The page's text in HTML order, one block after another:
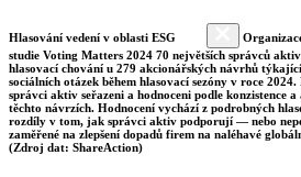
Hlasování vedení v oblasti ESG
studie Voting Matters 2024 70 největších správců
hlasovací chování u 279 akcionářských návrhů
sociálních otázek během hlasovací sezóny v roce
správci aktiv seřazeni a hodnoceni podle konzistence
těchto návrzích. Hodnocení vychází z podrobných
rozdíly v tom, jak správci aktiv podporují — nebo
zaměřené na zlepšení dopadů firem na naléhavé
(Zdroj dat: ShareAction)